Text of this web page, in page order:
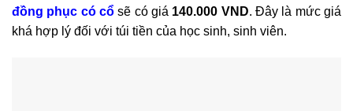
đồng phục có cổ sẽ có giá 140.000 VND. Đây là mức giá
khá hợp lý đối với túi tiền của học sinh, sinh viên.